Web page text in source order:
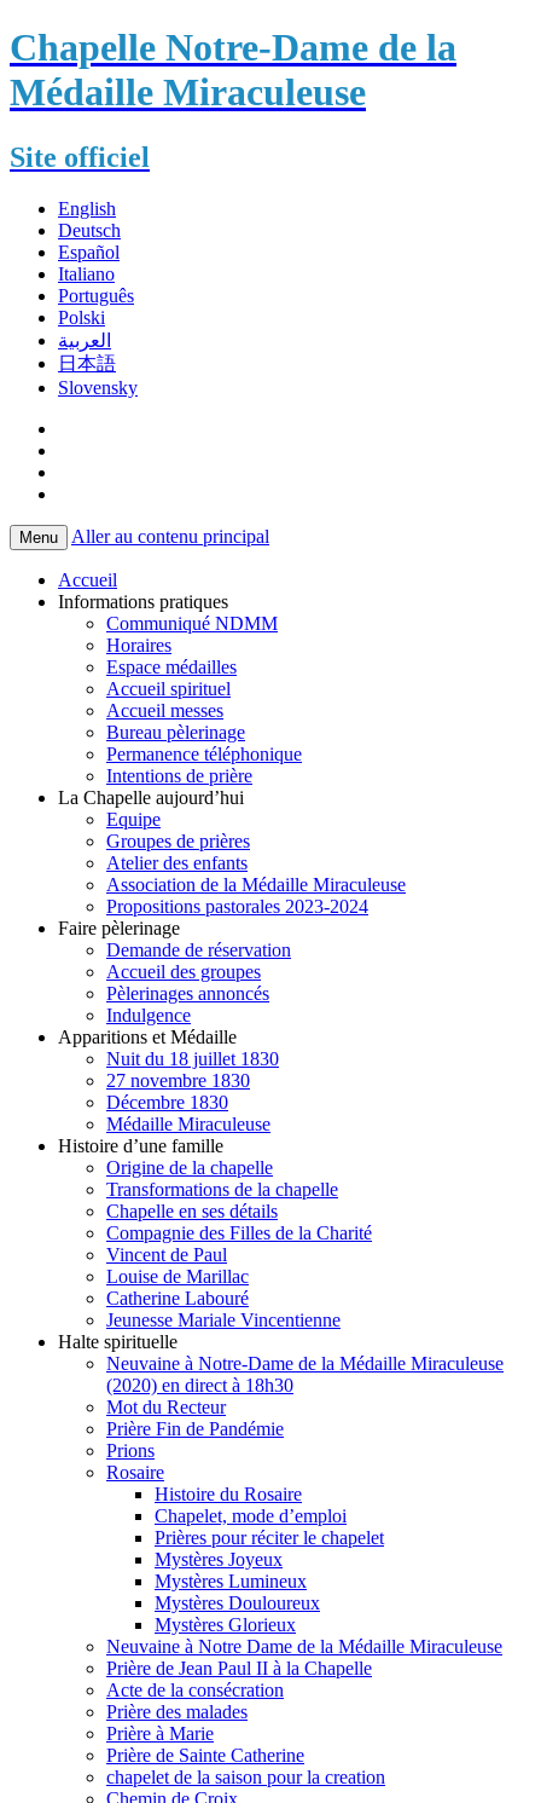
Chapelle Notre-Dame de la
Médaille Miraculeuse
Site officiel
English
Deutsch
Español
Italiano
Português
Polski
العربية
日本語
Slovensky
Menu Aller au contenu principal
Accueil
Informations pratiques
Communiqué NDMM
Horaires
Espace médailles
Accueil spirituel
Accueil messes
Bureau pèlerinage
Permanence téléphonique
Intentions de prière
La Chapelle aujourd’hui
Equipe
Groupes de prières
Atelier des enfants
Association de la Médaille Miraculeuse
Propositions pastorales 2023-2024
Faire pèlerinage
Demande de réservation
Accueil des groupes
Pèlerinages annoncés
Indulgence
Apparitions et Médaille
Nuit du 18 juillet 1830
27 novembre 1830
Décembre 1830
Médaille Miraculeuse
Histoire d’une famille
Origine de la chapelle
Transformations de la chapelle
Chapelle en ses détails
Compagnie des Filles de la Charité
Vincent de Paul
Louise de Marillac
Catherine Labouré
Jeunesse Mariale Vincentienne
Halte spirituelle
Neuvaine à Notre-Dame de la Médaille Miraculeuse
(2020) en direct à 18h30
Mot du Recteur
Prière Fin de Pandémie
Prions
Rosaire
Histoire du Rosaire
Chapelet, mode d’emploi
Prières pour réciter le chapelet
Mystères Joyeux
Mystères Lumineux
Mystères Douloureux
Mystères Glorieux
Neuvaine à Notre Dame de la Médaille Miraculeuse
Prière de Jean Paul II à la Chapelle
Acte de la consécration
Prière des malades
Prière à Marie
Prière de Sainte Catherine
chapelet de la saison pour la creation
Chemin de Croix